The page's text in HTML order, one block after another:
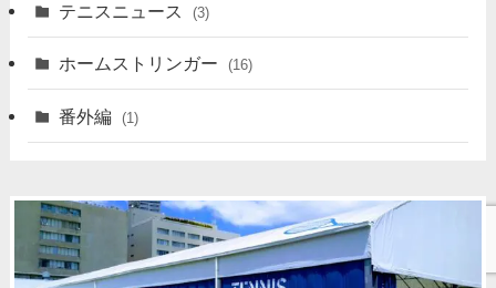
テニスニュース (3)
ホームストリンガー (16)
番外編 (1)